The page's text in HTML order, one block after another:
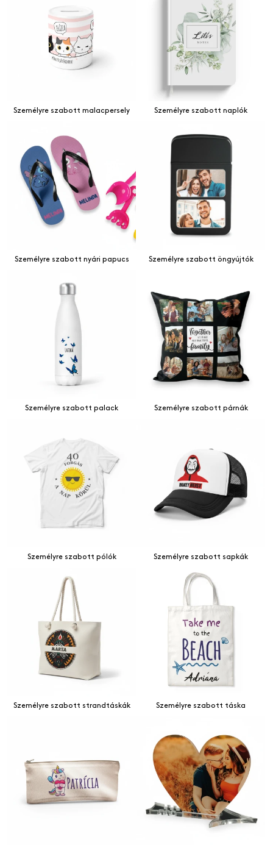
Személyre szabott malacpersely Személyre szabott naplók
Személyre szabott nyári papucs Személyre szabott öngyújtók
Személyre szabott palack Személyre szabott párnák
Személyre szabott pólók Személyre szabott sapkák
Személyre szabott strandtáskák Személyre szabott táska